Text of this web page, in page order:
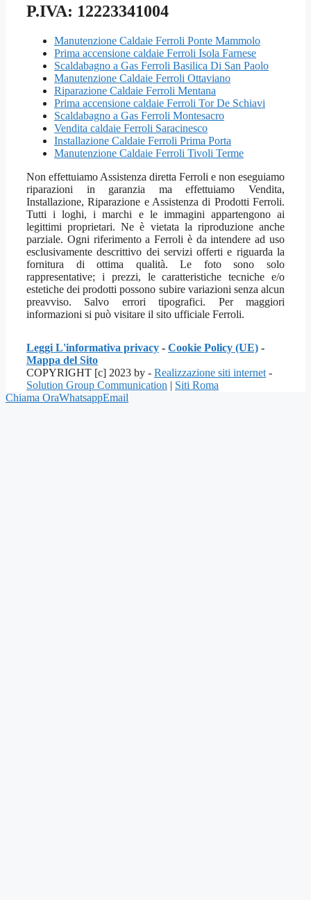
P.IVA: 12223341004
Manutenzione Caldaie Ferroli Ponte Mammolo
Prima accensione caldaie Ferroli Isola Farnese
Scaldabagno a Gas Ferroli Basilica Di San Paolo
Manutenzione Caldaie Ferroli Ottaviano
Riparazione Caldaie Ferroli Mentana
Prima accensione caldaie Ferroli Tor De Schiavi
Scaldabagno a Gas Ferroli Montesacro
Vendita caldaie Ferroli Saracinesco
Installazione Caldaie Ferroli Prima Porta
Manutenzione Caldaie Ferroli Tivoli Terme
Non effettuiamo Assistenza diretta Ferroli e non eseguiamo
riparazioni in garanzia ma effettuiamo Vendita,
Installazione, Riparazione e Assistenza di Prodotti Ferroli.
Tutti i loghi, i marchi e le immagini appartengono ai
legittimi proprietari. Ne è vietata la riproduzione anche
parziale. Ogni riferimento a Ferroli è da intendere ad uso
esclusivamente descrittivo dei servizi offerti e riguarda la
fornitura di ottima qualità. Le foto sono solo
rappresentative; i prezzi, le caratteristiche tecniche e/o
estetiche dei prodotti possono subire variazioni senza alcun
preavviso. Salvo errori tipografici. Per maggiori
informazioni si può visitare il sito ufficiale Ferroli.
Leggi L'informativa privacy - Cookie Policy (UE) -
Mappa del Sito
COPYRIGHT [c] 2023 by - Realizzazione siti internet -
Solution Group Communication | Siti Roma
Chiama OraWhatsappEmail